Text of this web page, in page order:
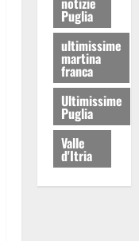
Puglia
ultimissime
martina
franca
Ultimissime
Puglia
Valle
d'Itria